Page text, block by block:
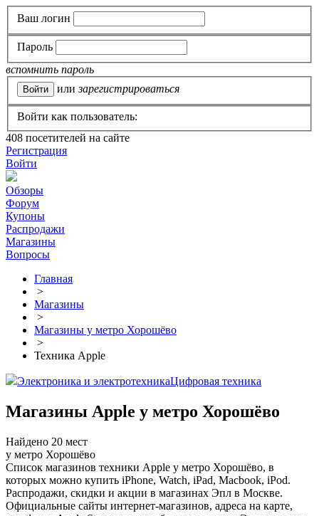
Ваш логин
Пароль
вспомнить пароль
или зарегистрироваться
Войти как пользователь:
408 посетителей на сайте
Регистрация
Войти
Обзоры
Форум
Купоны
Распродажи
Магазины
Вопросы
Главная
>
Магазины
>
Магазины у метро Хорошёво
>
Техника Apple
Электроника и электротехникаЦифровая техника
Магазины Apple у метро Хорошёво
Найдено 20 мест
у метро Хорошёво
Список магазинов техники Apple у метро Хорошёво, в
которых можно купить iPhone, Watch, iPad, Macbook, iPod.
Распродажи, скидки и акции в магазинах Эпл в Москве.
Официальные сайты интернет-магазинов, адреса на карте,